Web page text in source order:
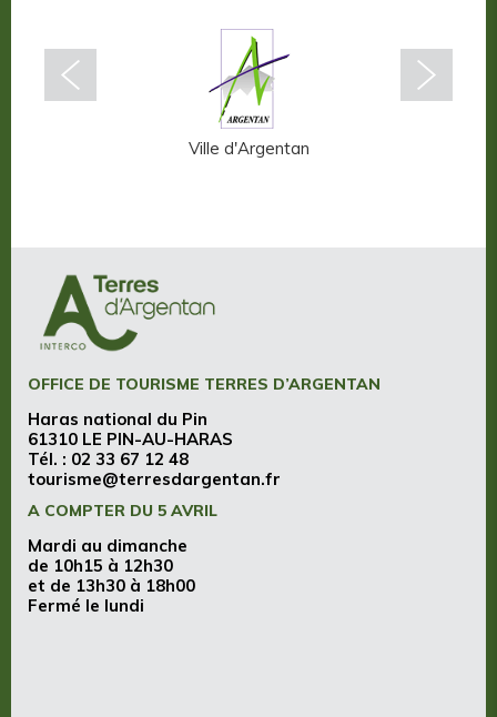
Ville d'Argentan
OFFICE DE TOURISME TERRES D’ARGENTAN
Haras national du Pin
61310 LE PIN-AU-HARAS
Tél. : 02 33 67 12 48
tourisme@terresdargentan.fr
A COMPTER DU 5 AVRIL
Mardi au dimanche
de 10h15 à 12h30
et de 13h30 à 18h00
Fermé le lundi